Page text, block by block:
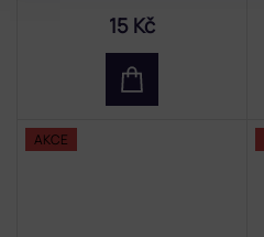
15 Kč
AKCE